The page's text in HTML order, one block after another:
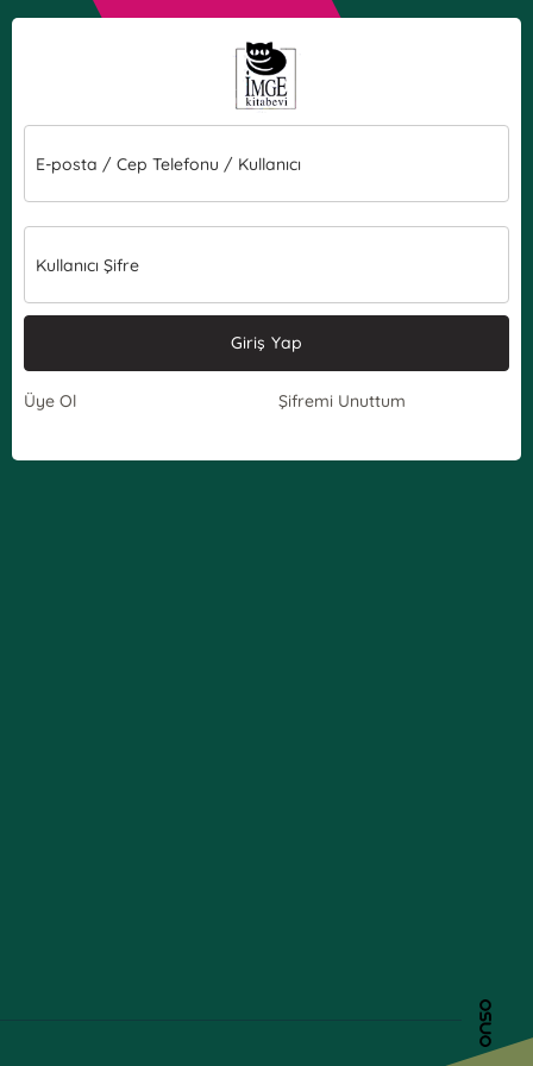
E-posta / Cep Telefonu / Kullanıcı
Kullanıcı Şifre
Giriş Yap
Üye Ol Şifremi Unuttum